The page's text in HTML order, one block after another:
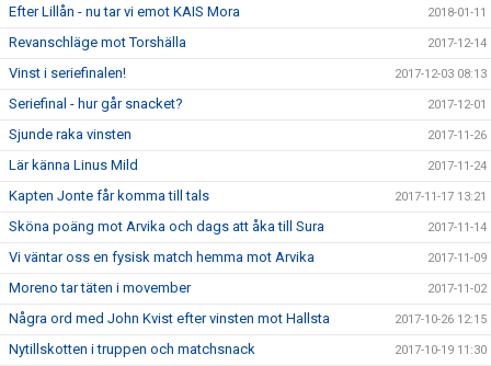
Efter Lillån - nu tar vi emot KAIS Mora 2018-01-11
Revanschläge mot Torshälla 2017-12-14
Vinst i seriefinalen! 2017-12-03 08:13
Seriefinal - hur går snacket? 2017-12-01
Sjunde raka vinsten 2017-11-26
Lär känna Linus Mild 2017-11-24
Kapten Jonte får komma till tals 2017-11-17 13:21
Sköna poäng mot Arvika och dags att åka till Sura 2017-11-14
Vi väntar oss en fysisk match hemma mot Arvika 2017-11-09
Moreno tar täten i movember 2017-11-02
Några ord med John Kvist efter vinsten mot Hallsta 2017-10-26 12:15
Nytillskotten i truppen och matchsnack 2017-10-19 11:30